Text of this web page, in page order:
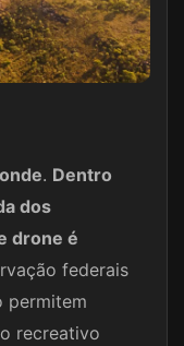
onde. Dentro
dos
drone é
federais
permitem
recreativo